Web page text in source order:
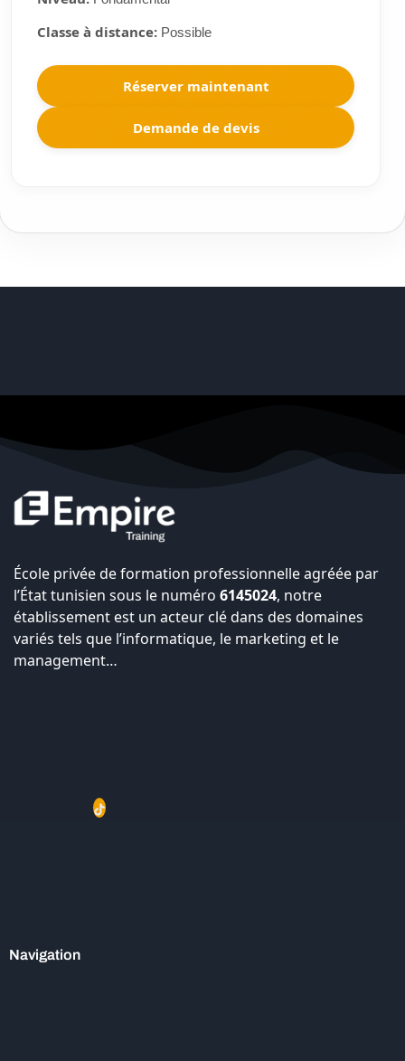
Classe à distance:Possible
Réserver maintenant
Demande de devis
École privée de formation professionnelle agréée par
l’État tunisien sous le numéro 6145024, notre
établissement est un acteur clé dans des domaines
variés tels que l’informatique, le marketing et le
management…
Navigation